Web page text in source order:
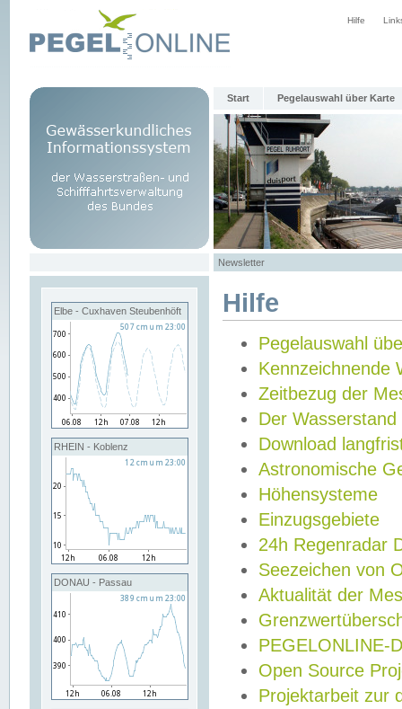
Hilfe
Start Pegelauswahl über Karte
Newsletter
Elbe - Cuxhaven Steubenhöft
RHEIN - Koblenz
DONAU - Passau
Hilfe
Pegelauswahl
Kennzeichnende
Zeitbezug der
Der Wasserstand
Download
Astronomische
Höhensysteme
Einzugsgebiete
24h Regenradar
Seezeichen von
Aktualität der
PEGELONLINE-
Open Source
Projektarbeit zur